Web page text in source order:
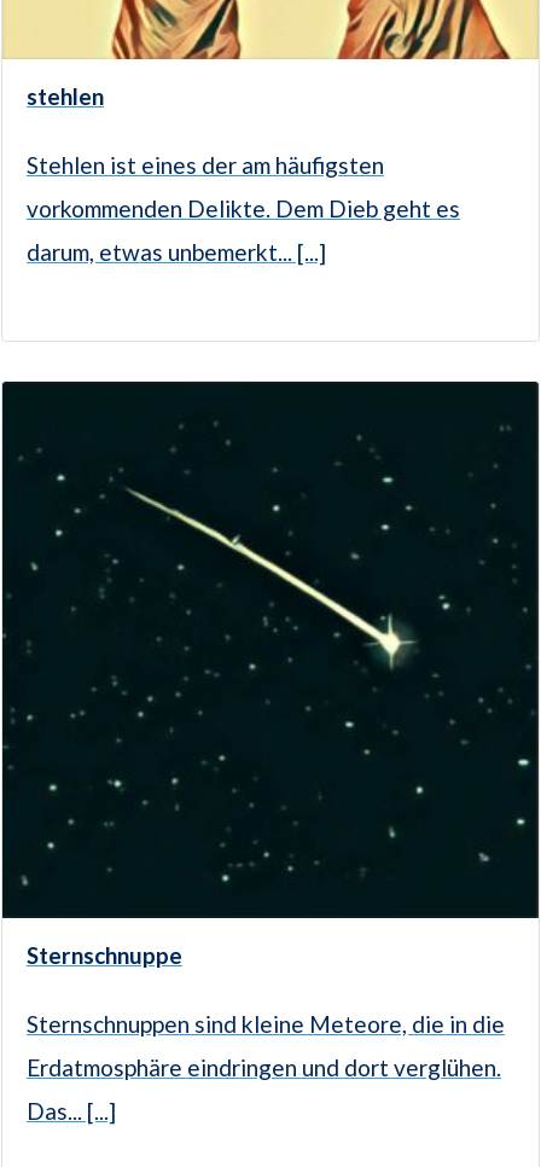
stehlen
Stehlen ist eines der am häufigsten
vorkommenden Delikte. Dem Dieb geht es
darum, etwas unbemerkt... [...]
Sternschnuppe
Sternschnuppen sind kleine Meteore, die in die
Erdatmosphäre eindringen und dort verglühen.
Das... [...]